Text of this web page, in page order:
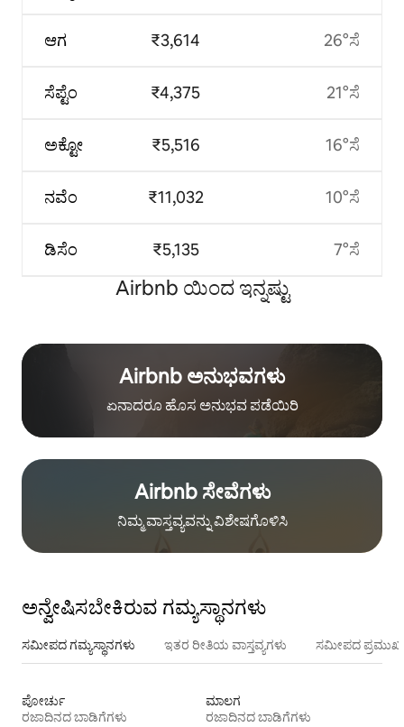
ಆಗ
ಸೆಪ್ಟೆಂ
ಅಕ್ಟೋ
ನವೆಂ
ಡಿಸೆಂ
₹3,614
₹4,375
₹5,516
₹11,032
₹5,135
26°ಸೆ
21°ಸೆ
16°ಸೆ
10°ಸೆ
7°ಸೆ
Airbnb ಯಿಂದ ಇನ್ನಷ್ಟು
Airbnb ಅನುಭವಗಳು
ಏನಾದರೂ ಹೊಸ ಅನುಭವ ಪಡೆಯಿರಿ
Airbnb ಸೇವೆಗಳು
ನಿಮ್ಮ ವಾಸ್ತವ್ಯವನ್ನು ವಿಶೇಷಗೊಳಿಸಿ
ಅನ್ವೇಷಿಸಬೇಕಿರುವ ಗಮ್ಯಸ್ಥಾನಗಳು
ಸಮೀಪದ ಗಮ್ಯಸ್ಥಾನಗಳು ಇತರ ರೀತಿಯ ವಾಸ್ತವ್ಯಗಳು ಸಮೀಪದ ಪ್ರಮುಖ
ಪೋರ್ಚು
ರಜಾದಿನದ ಬಾಡಿಗೆಗಳು
ಮಾಲಗ
ರಜಾದಿನದ ಬಾಡಿಗೆಗಳು